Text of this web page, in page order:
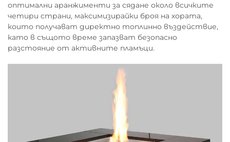
оптимални аранжименти за сядане около всичките
четири страни, максимизирайки броя на хората,
които получават директно топлинно въздействие,
като в същото време запазват безопасно
разстояние от активните пламъци.